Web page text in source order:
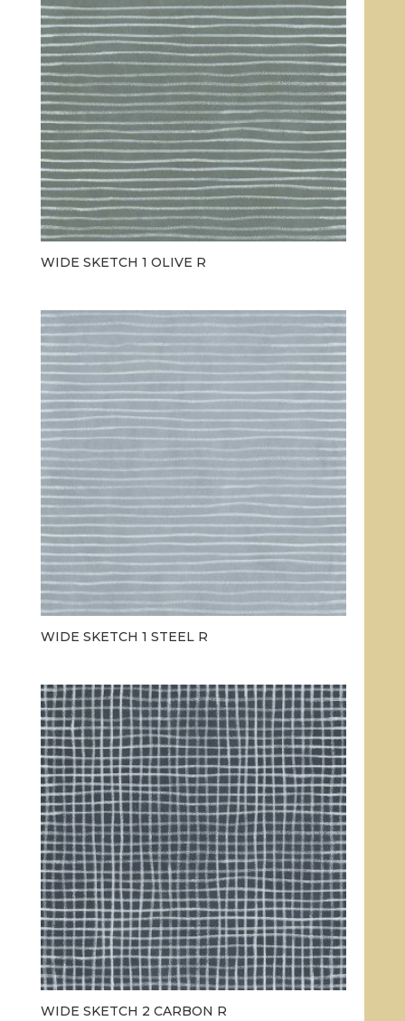
WIDE SKETCH 1 OLIVE R
WIDE SKETCH 1 STEEL R
WIDE SKETCH 2 CARBON R